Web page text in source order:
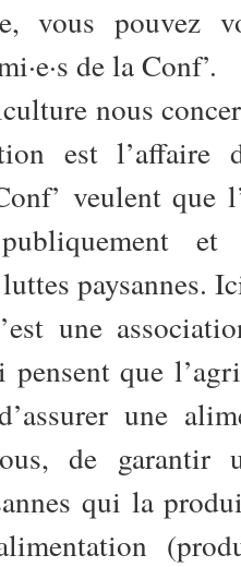
vous pouvez
de la Conf’.
nous
est
veulent que
et
paysannes.
une
pensent que
une
de garantir
qui la